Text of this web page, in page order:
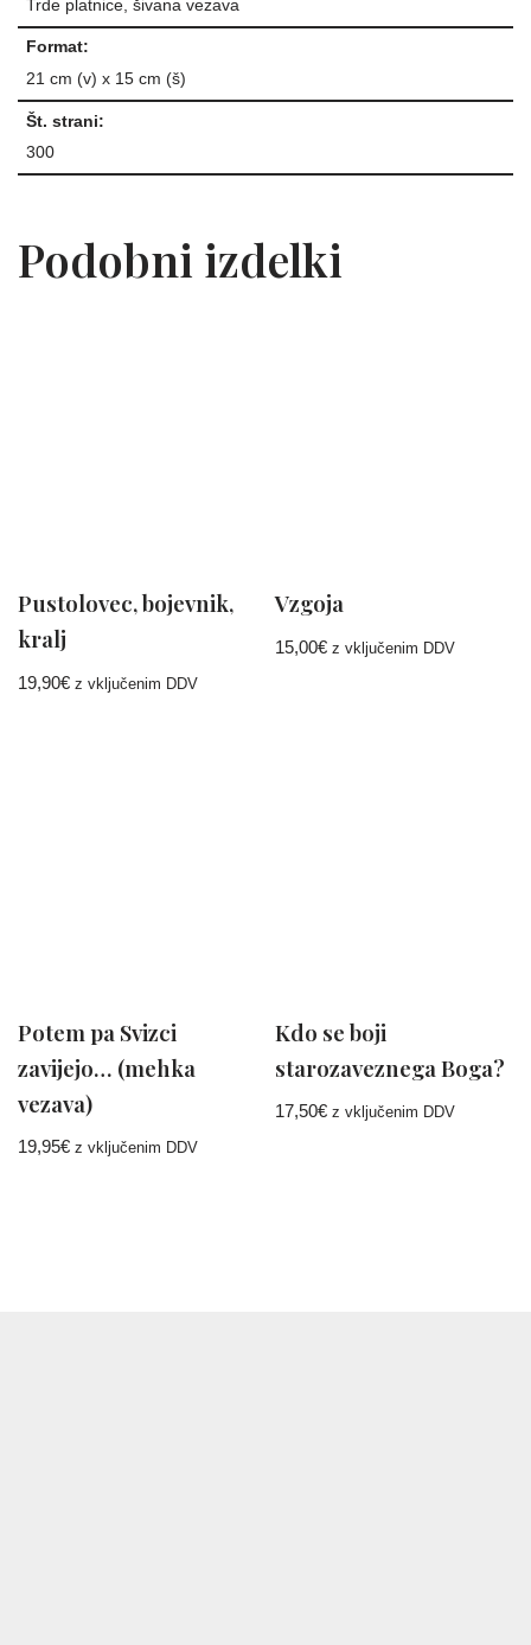
Trde platnice, šivana vezava
Format:
21 cm (v) x 15 cm (š)
Št. strani:
300
Podobni izdelki
Pustolovec, bojevnik,
kralj
19,90€ z vključenim DDV
Vzgoja
15,00€ z vključenim DDV
Potem pa Svizci
zavijejo… (mehka
vezava)
19,95€ z vključenim DDV
Kdo se boji
starozaveznega Boga?
17,50€ z vključenim DDV